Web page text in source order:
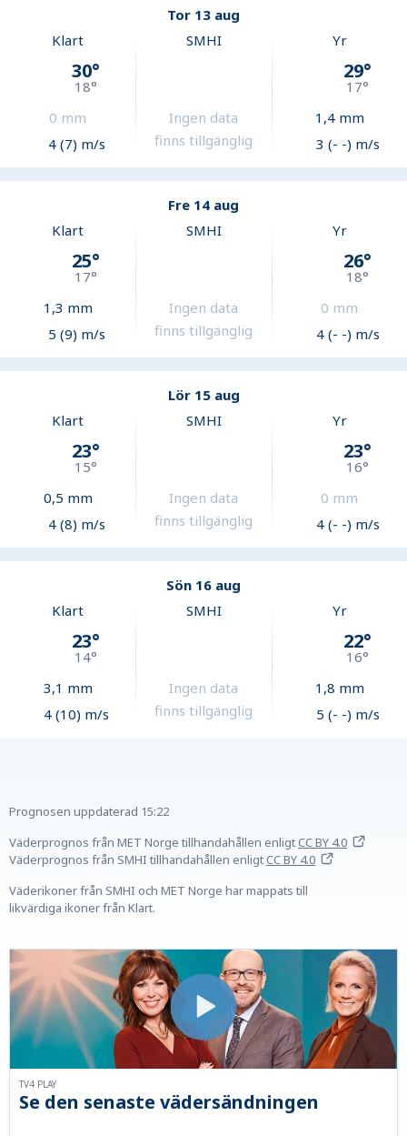
Tor 13 aug
Klart
30°
18°
0 mm
4 (7) m/s
SMHI
Ingen data
finns tillgänglig
Yr
29°
17°
1,4mm
3 (- -) m/s
Fre 14 aug
Klart
25°
17°
1,3 mm
5 (9) m/s
SMHI
Ingen data
finns tillgänglig
Yr
26°
18°
0 mm
4 (- -) m/s
Lör 15 aug
Klart
23°
15°
0,5 mm
4 (8) m/s
SMHI
Ingen data
finns tillgänglig
Yr
23°
16°
0 mm
4 (- -) m/s
Sön 16 aug
Klart
23°
14°
3,1 mm
4 (10) m/s
SMHI
Ingen data
finns tillgänglig
Yr
22°
16°
1,8 mm
5 (- -) m/s
Prognosen uppdaterad 15:22
Väderprognos från MET Norge tillhandahållen enligtCC BY 4.0
Väderprognos från SMHI tillhandahållen enligtCC BY 4.0
Väderikoner från SMHI och MET Norge har mappats till
likvärdiga ikoner från Klart.
Se den senaste vädersändningen
TV4 PLAY